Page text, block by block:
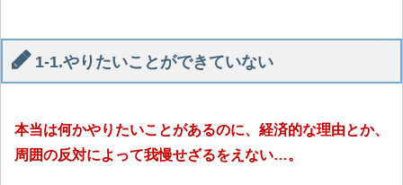
1-1.やりたいことができていない
本当は何かやりたいことがあるのに、経済的な理由とか、
周囲の反対によって我慢せざるをえない…。